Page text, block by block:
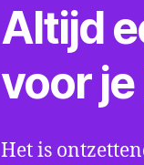
Altijd
voor
Het is